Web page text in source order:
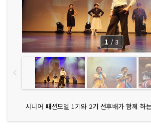
시니어 패션모델 1기와 2기 선후배가 함께 하
1 / 3